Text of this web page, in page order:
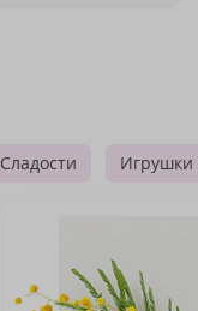
Сладости Игрушки